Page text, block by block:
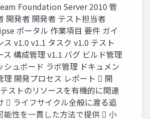
Foundation Server 2010 管
開発者 開発者 テスト担当者
ポータル 作業項目 要件 ガイ
ス v1.0 v1.1 タスク v1.0 テスト
ス 構成管理 v1.1 バグ ビルド管理
シュボード ラボ管理 ドキュメン
理 開発プロセス レポート  開
ストのリソースを有機的に関連
 ライフサイクル全般に渡る追
能性を一貫した方法で提供  小